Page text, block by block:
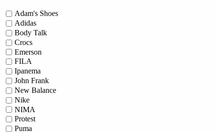
Adam's Shoes
Adidas
Body Talk
Crocs
Emerson
FILA
Ipanema
John Frank
New Balance
Nike
NIMA
Protest
Puma